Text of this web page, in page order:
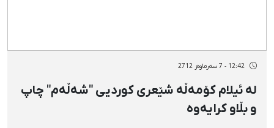
12:42 - 7 سەرماوەز 2712
لە ئیلام كۆمەڵە شێعری كوردیی "شەڵەم" چاپ
و بڵاو كرایەوە